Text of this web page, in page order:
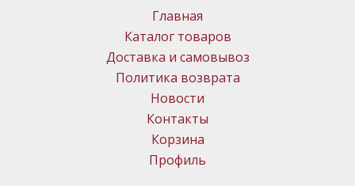
Главная
Каталог товаров
Доставка и самовывоз
Политика возврата
Новости
Контакты
Корзина
Профиль